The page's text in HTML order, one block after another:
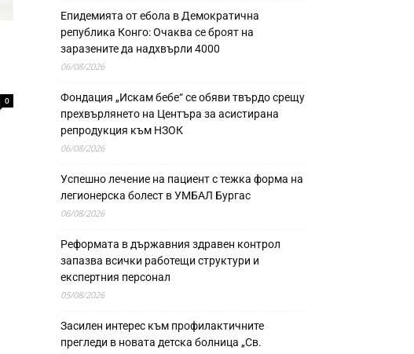
0
Епидемията от ебола в Демократична
република Конго: Очаква се броят на
заразените да надхвърли 4000
06/08/2026
Фондация „Искам бебе“ се обяви твърдо срещу
прехвърлянето на Центъра за асистирана
репродукция към НЗОК
06/08/2026
Успешно лечение на пациент с тежка форма на
легионерска болест в УМБАЛ Бургас
06/08/2026
Реформата в държавния здравен контрол
запазва всички работещи структури и
експертния персонал
05/08/2026
Засилен интерес към профилактичните
прегледи в новата детска болница „Св.